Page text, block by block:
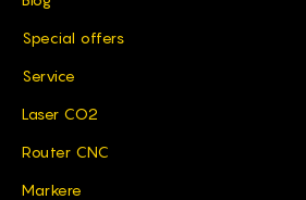
Special offers
Service
Laser CO2
Router CNC
Markere